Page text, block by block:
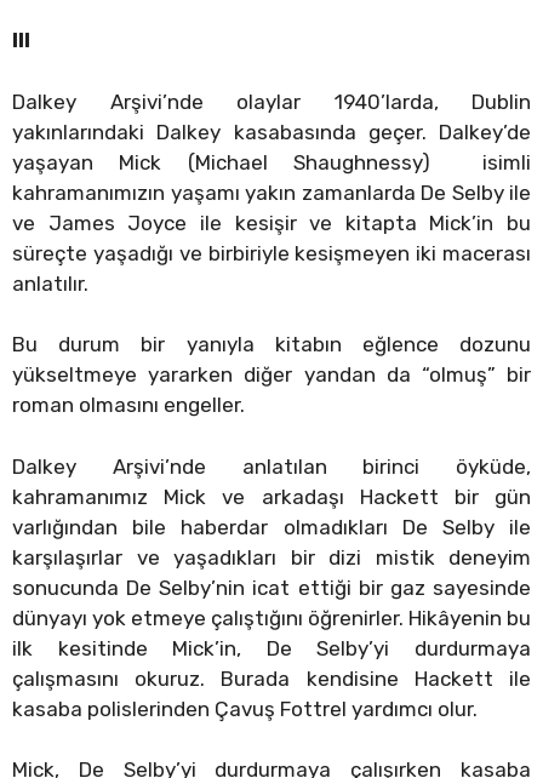
III
Dalkey Arşivi’nde olaylar 1940’larda, Dublin
yakınlarındaki Dalkey kasabasında geçer. Dalkey’de
yaşayan Mick (Michael Shaughnessy) isimli
kahramanımızın yaşamı yakın zamanlarda De Selby ile
ve James Joyce ile kesişir ve kitapta Mick’in bu
süreçte yaşadığı ve birbiriyle kesişmeyen iki macerası
anlatılır.
Bu durum bir yanıyla kitabın eğlence dozunu
yükseltmeye yararken diğer yandan da “olmuş” bir
roman olmasını engeller.
Dalkey Arşivi’nde anlatılan birinci öyküde,
kahramanımız Mick ve arkadaşı Hackett bir gün
varlığından bile haberdar olmadıkları De Selby ile
karşılaşırlar ve yaşadıkları bir dizi mistik deneyim
sonucunda De Selby’nin icat ettiği bir gaz sayesinde
dünyayı yok etmeye çalıştığını öğrenirler. Hikâyenin bu
ilk kesitinde Mick’in, De Selby’yi durdurmaya
çalışmasını okuruz. Burada kendisine Hackett ile
kasaba polislerinden Çavuş Fottrel yardımcı olur.
Mick, De Selby’yi durdurmaya çalışırken kasaba